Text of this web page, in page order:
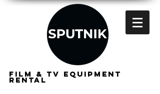
FILM & TV EQUIPMENT
RENTAL